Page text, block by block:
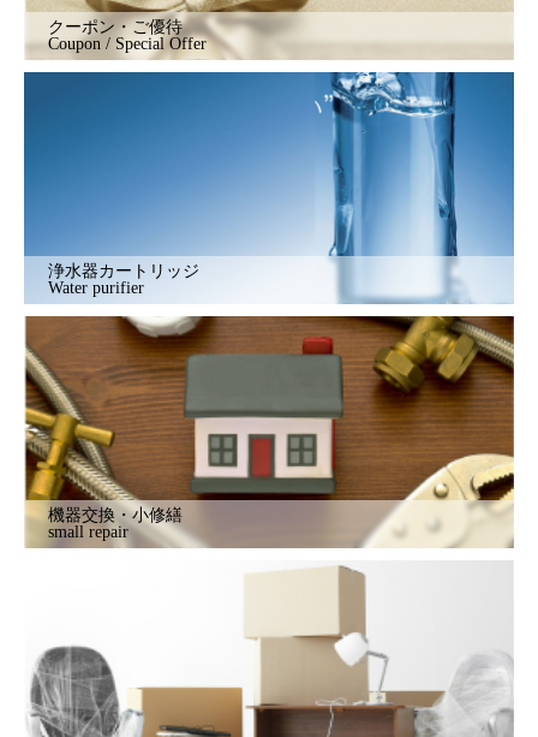
クーポン・ご優待
Coupon / Special Offer
浄水器カートリッジ
Water purifier
機器交換・小修繕
small repair